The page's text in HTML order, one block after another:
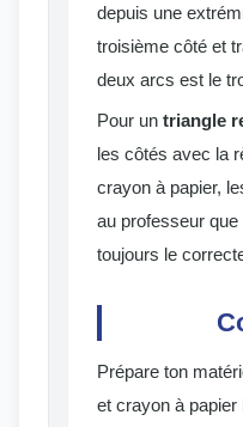
depuis une
troisième côté et
deux arcs est le
Pour un triangle
les côtés avec la
crayon à papier,
au professeur
toujours le
Prépare ton
et crayon à